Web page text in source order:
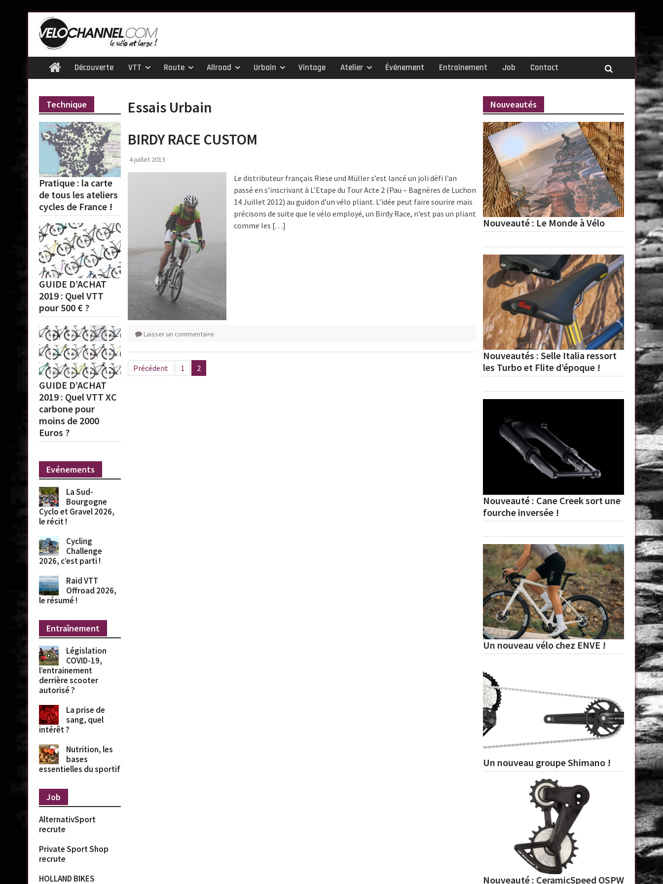
content
HomeDécouverte VTT Route Allroad Urbain Vintage Atelier Événement Entraînement Job Contact
Essais Urbain
BIRDY RACE CUSTOM
4 juillet 2013
Le distributeur français Riese und Müller s’est lancé un joli défi l’an
passé en s’inscrivant à L’Etape du Tour Acte 2 (Pau – Bagnères de Luchon
14 Juillet 2012) au guidon d’un vélo pliant. L’idée peut faire sourire mais
précisons de suite que le vélo employé, un Birdy Race, n’est pas un pliant
comme les […]
Laisser un commentaire
Pagination
des
Précédent 1 2
Technique
Pratique : la carte
de tous les ateliers
cycles de France !
GUIDE D’ACHAT
2019 : Quel VTT
pour 500 € ?
GUIDE D’ACHAT
2019 : Quel VTT XC
carbone pour
moins de 2000
Euros ?
Evénements
La Sud-
Bourgogne
Cyclo et Gravel 2026,
le récit !
Cycling
Challenge
2026, c’est parti !
Raid VTT
Offroad 2026,
le résumé !
Entraînement
Législation
COVID-19,
l’entrainement
derrière scooter
autorisé ?
La prise de
sang, quel
intérêt ?
Nutrition, les
bases
essentielles du sportif
Job
AlternativSport
recrute
Private Sport Shop
recrute
HOLLAND BIKES
Nouveautés
Nouveauté : Le Monde à Vélo
Nouveautés : Selle Italia ressort
les Turbo et Flite d’époque !
Nouveauté : Cane Creek sort une
fourche inversée !
Un nouveau vélo chez ENVE !
Un nouveau groupe Shimano !
Nouveauté : CeramicSpeed OSPW